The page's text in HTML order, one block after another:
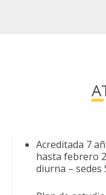
Acreditada 7
hasta febrero
diurna – sedes